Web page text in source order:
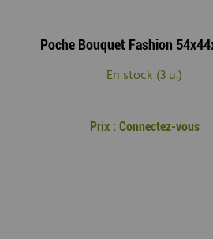
En stock (3 u.)
Prix : Connectez-vous